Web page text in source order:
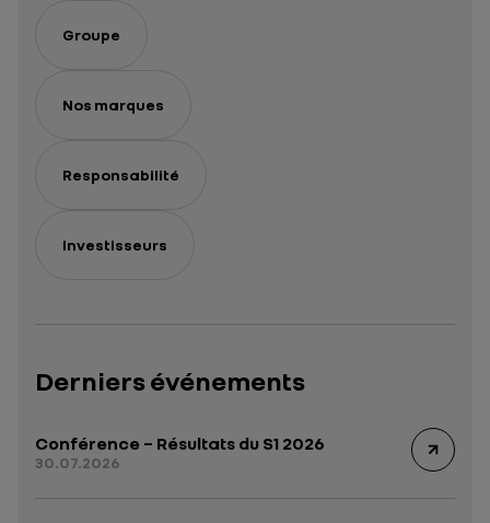
Groupe
Nos marques
Responsabilité
Investisseurs
Derniers événements
Conférence – Résultats du S1 2026
30.07.2026